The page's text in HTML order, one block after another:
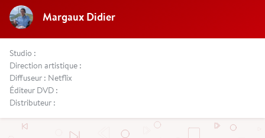
Margaux Didier
Studio :
Direction artistique :
Diffuseur : Netflix
Éditeur DVD :
Distributeur :